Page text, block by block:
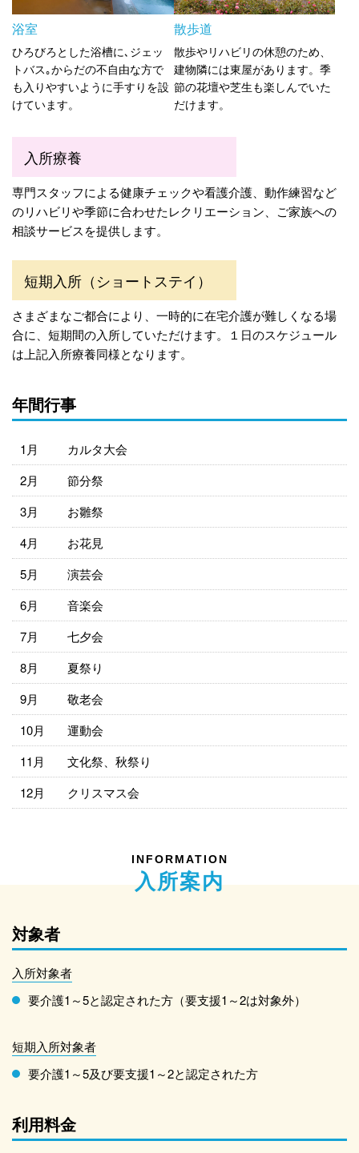
浴室
ひろびろとした浴槽に､ジェッ
トバス｡からだの不自由な方で
も入りやすいように手すりを設
けています。
散歩道
散歩やリハビリの休憩のため、
建物隣には東屋があります。季
節の花壇や芝生も楽しんでいた
だけます。
入所療養
専門スタッフによる健康チェックや看護介護、動作練習など
のリハビリや季節に合わせたレクリエーション、ご家族への
相談サービスを提供します。
短期入所（ショートステイ）
さまざまなご都合により、一時的に在宅介護が難しくなる場
合に、短期間の入所していただけます。１日のスケジュール
は上記入所療養同様となります。
年間行事
1月
カルタ大会
2月
節分祭
3月
お雛祭
4月
お花見
5月
演芸会
6月
音楽会
7月
七夕会
8月
夏祭り
9月
敬老会
10月
運動会
11月
文化祭、秋祭り
12月
クリスマス会
INFORMATION
入所案内
対象者
入所対象者
要介護1～5と認定された方（要支援1～2は対象外）
短期入所対象者
要介護1～5及び要支援1～2と認定された方
利用料金